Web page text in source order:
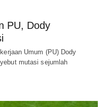
PU, Dody
Umum (PU) Dody
mutasi sejumlah